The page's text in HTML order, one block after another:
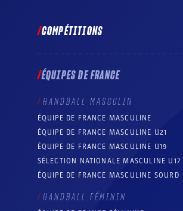
COMPÉTITIONS
ÉQUIPES DE FRANCE
HANDBALL MASCULIN
ÉQUIPE DE FRANCE MASCULINE
ÉQUIPE DE FRANCE MASCULINE U21
ÉQUIPE DE FRANCE MASCULINE U19
SÉLECTION NATIONALE MASCULINE U17
ÉQUIPE DE FRANCE MASCULINE SOURD
HANDBALL FÉMININ